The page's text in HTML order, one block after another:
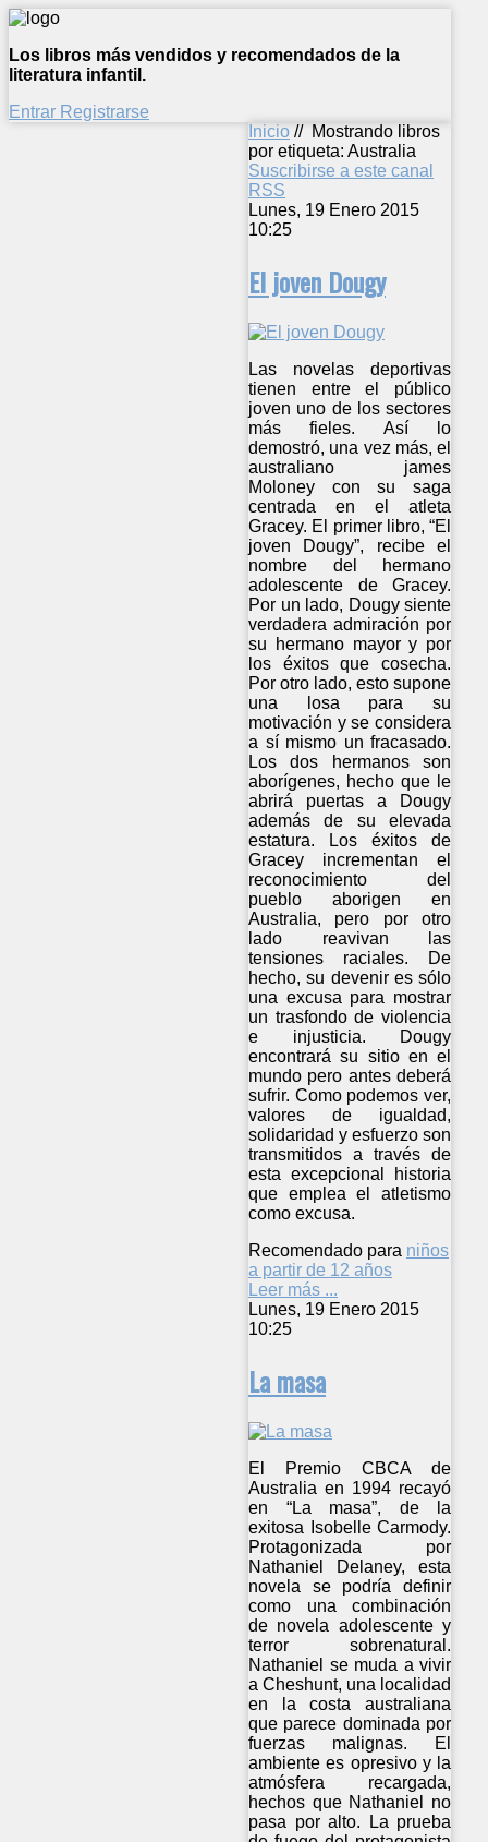
Los libros más vendidos y recomendados de la
literatura infantil.
Entrar Registrarse
Inicio // Mostrando libros
por etiqueta: Australia
Suscribirse a este canal
RSS
Lunes, 19 Enero 2015
10:25
El joven Dougy
Las novelas deportivas
tienen entre el público
joven uno de los sectores
más fieles. Así lo
demostró, una vez más, el
australiano james
Moloney con su saga
centrada en el atleta
Gracey. El primer libro, “El
joven Dougy”, recibe el
nombre del hermano
adolescente de Gracey.
Por un lado, Dougy siente
verdadera admiración por
su hermano mayor y por
los éxitos que cosecha.
Por otro lado, esto supone
una losa para su
motivación y se considera
a sí mismo un fracasado.
Los dos hermanos son
aborígenes, hecho que le
abrirá puertas a Dougy
además de su elevada
estatura. Los éxitos de
Gracey incrementan el
reconocimiento del
pueblo aborigen en
Australia, pero por otro
lado reavivan las
tensiones raciales. De
hecho, su devenir es sólo
una excusa para mostrar
un trasfondo de violencia
e injusticia. Dougy
encontrará su sitio en el
mundo pero antes deberá
sufrir. Como podemos ver,
valores de igualdad,
solidaridad y esfuerzo son
transmitidos a través de
esta excepcional historia
que emplea el atletismo
como excusa.
Recomendado para niños
a partir de 12 años
Leer más ...
Lunes, 19 Enero 2015
10:25
La masa
El Premio CBCA de
Australia en 1994 recayó
en “La masa”, de la
exitosa Isobelle Carmody.
Protagonizada por
Nathaniel Delaney, esta
novela se podría definir
como una combinación
de novela adolescente y
terror sobrenatural.
Nathaniel se muda a vivir
a Cheshunt, una localidad
en la costa australiana
que parece dominada por
fuerzas malignas. El
ambiente es opresivo y la
atmósfera recargada,
hechos que Nathaniel no
pasa por alto. La prueba